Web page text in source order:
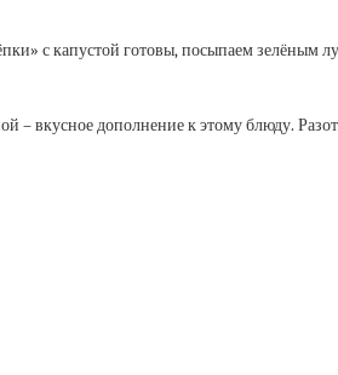
с капустой готовы, посыпаем зелёным
– вкусное дополнение к этому блюду.